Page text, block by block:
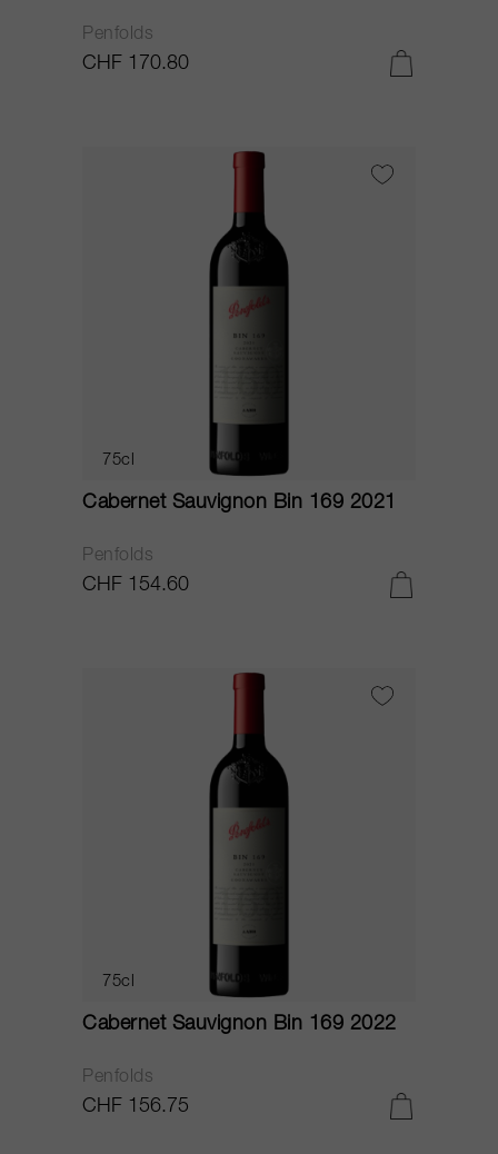
Penfolds
CHF 170.80
75cl
Cabernet Sauvignon Bin 169 2021
Penfolds
CHF 154.60
75cl
Cabernet Sauvignon Bin 169 2022
Penfolds
CHF 156.75